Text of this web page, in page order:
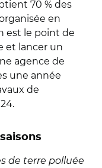
70 % des
en
est le point de
et lancer un
agence de
une année
de
de terre polluée